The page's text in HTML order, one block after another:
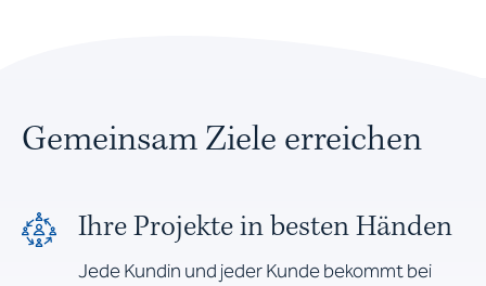
Gemeinsam Ziele erreichen
Ihre Projekte in besten Händen
Jede Kundin und jeder Kunde bekommt bei